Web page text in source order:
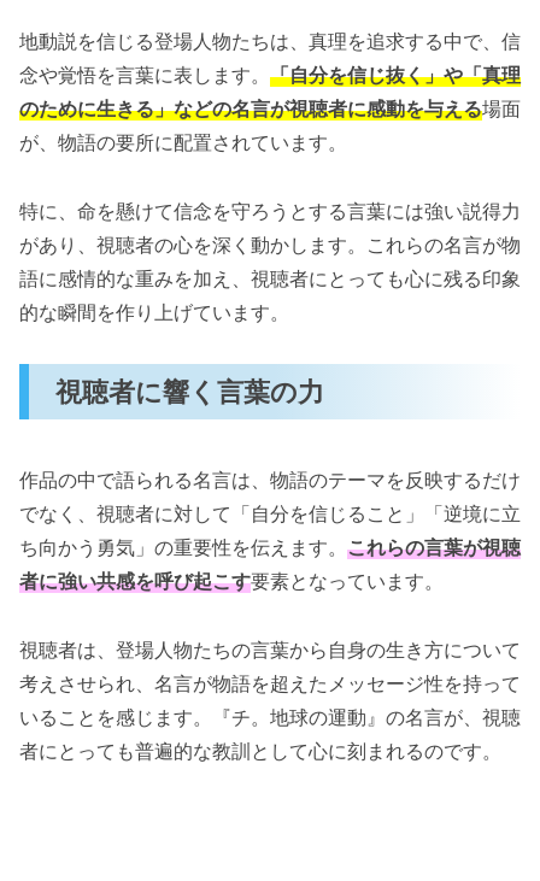
地動説を信じる登場人物たちは、真理を追求する中で、信
念や覚悟を言葉に表します。 「自分を信じ抜く」や「真理
のために生きる」などの名言が視聴者に感動を与える場面
が、物語の要所に配置されています。
特に、命を懸けて信念を守ろうとする言葉には強い説得力
があり、視聴者の心を深く動かします。これらの名言が物
語に感情的な重みを加え、視聴者にとっても心に残る印象
的な瞬間を作り上げています。
視聴者に響く言葉の力
作品の中で語られる名言は、物語のテーマを反映するだけ
でなく、視聴者に対して「自分を信じること」「逆境に立
ち向かう勇気」の重要性を伝えます。 これらの言葉が視聴
者に強い共感を呼び起こす要素となっています。
視聴者は、登場人物たちの言葉から自身の生き方について
考えさせられ、名言が物語を超えたメッセージ性を持って
いることを感じます。『チ。地球の運動』の名言が、視聴
者にとっても普遍的な教訓として心に刻まれるのです。